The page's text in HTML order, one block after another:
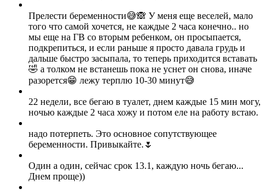
Прелести беременности😅🙈 У меня еще веселей, мало
того что самой хочется, не каждые 2 часа конечно.. но
мы еще на ГВ со вторым ребенком, он просыпается,
подкрепиться, и если раньше я просто давала грудь и
дальше быстро засыпала, то теперь приходится вставать
🤣 а толком не встанешь пока не уснет он снова, иначе
разорется😁 лежу терплю 10-30 минут😅
22 недели, все бегаю в туалет, днем каждые 15 мин могу,
ночью каждые 2 часа хожу и потом еле на работу встаю.
надо потерпеть. Это основное сопутствующее
беременности. Привыкайте.🌷
Один а один, сейчас срок 13.1, каждую ночь бегаю...
Днем проще))